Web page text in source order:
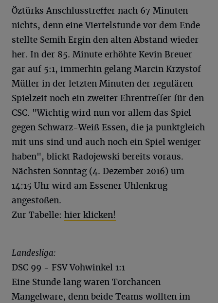
Öztürks Anschlusstreffer nach 67 Minuten
nichts, denn eine Viertelstunde vor dem Ende
stellte Semih Ergin den alten Abstand wieder
her. In der 85. Minute erhöhte Kevin Breuer
gar auf 5:1, immerhin gelang Marcin Krzystof
Müller in der letzten Minuten der regulären
Spielzeit noch ein zweiter Ehrentreffer für den
CSC. "Wichtig wird nun vor allem das Spiel
gegen Schwarz-Weiß Essen, die ja punktgleich
mit uns sind und auch noch ein Spiel weniger
haben", blickt Radojewski bereits voraus.
Nächsten Sonntag (4. Dezember 2016) um
14:15 Uhr wird am Essener Uhlenkrug
angestoßen.
Zur Tabelle: hier klicken!
Landesliga:
DSC 99 - FSV Vohwinkel 1:1
Eine Stunde lang waren Torchancen
Mangelware, denn beide Teams wollten im